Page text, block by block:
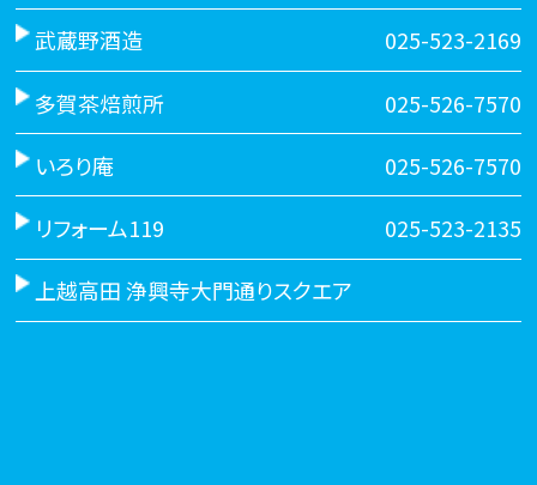
武蔵野酒造 025-523-2169
多賀茶焙煎所 025-526-7570
いろり庵 025-526-7570
リフォーム119 025-523-2135
上越高田 浄興寺大門通りスクエア